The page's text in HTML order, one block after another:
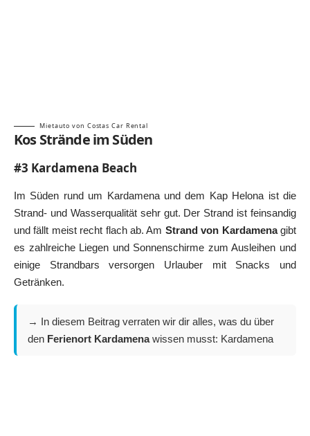
Mietauto von Costas Car Rental
Kos Strände im Süden
#3 Kardamena Beach
Im Süden rund um Kardamena und dem Kap Helona ist die
Strand- und Wasserqualität sehr gut. Der Strand ist feinsandig
und fällt meist recht flach ab. Am Strand von Kardamenagibt
es zahlreiche Liegen und Sonnenschirme zum Ausleihen und
einige Strandbars versorgen Urlauber mit Snacks und
Getränken.
→ In diesem Beitrag verraten wir dir alles, was du über
den Ferienort Kardamenawissen musst: Kardamena